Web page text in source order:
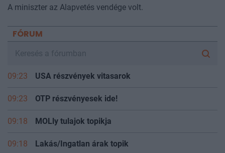
A miniszter az Alapvetés vendége volt.
FÓRUM
09:23 USA részvények vitasarok
09:23 OTP részvényesek ide!
09:18 MOLly tulajok topikja
09:18 Lakás/Ingatlan árak topik